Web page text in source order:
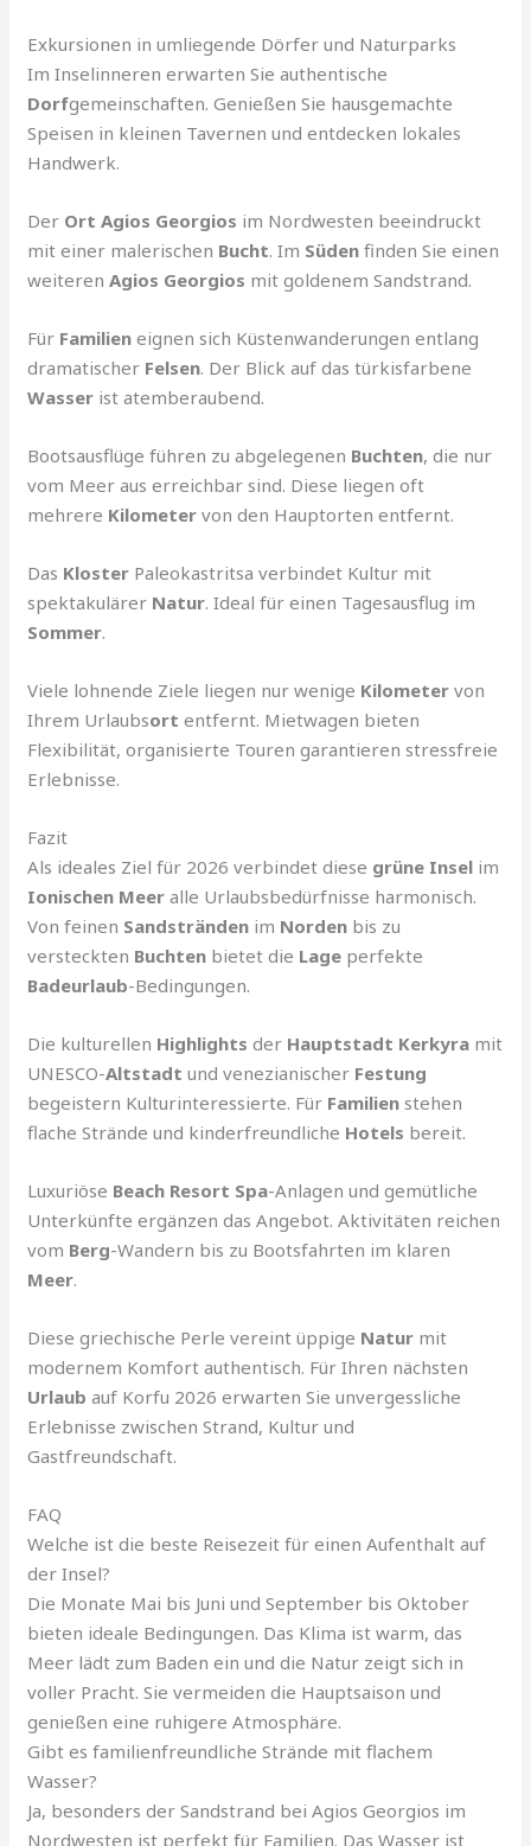
Exkursionen in umliegende Dörfer und Naturparks
Im Inselinneren erwarten Sie authentische
Dorfgemeinschaften. Genießen Sie hausgemachte
Speisen in kleinen Tavernen und entdecken lokales
Handwerk.
Der Ort Agios Georgios im Nordwesten beeindruckt
mit einer malerischen Bucht. Im Süden finden Sie einen
weiterenAgios Georgios mit goldenem Sandstrand.
Für Familien eignen sich Küstenwanderungen entlang
dramatischer Felsen. Der Blick auf das türkisfarbene
Wasser ist atemberaubend.
Bootsausflüge führen zu abgelegenen Buchten, die nur
vom Meer aus erreichbar sind. Diese liegen oft
mehrere Kilometer von den Hauptorten entfernt.
Das Kloster Paleokastritsa verbindet Kultur mit
spektakulärer Natur. Ideal für einen Tagesausflug im
Sommer.
Viele lohnende Ziele liegen nur wenige Kilometer von
Ihrem Urlaubsort entfernt. Mietwagen bieten
Flexibilität, organisierte Touren garantieren stressfreie
Erlebnisse.
Fazit
Als ideales Ziel für 2026 verbindet diese grüne Insel im
Ionischen Meer alle Urlaubsbedürfnisse harmonisch.
Von feinen Sandstränden im Norden bis zu
versteckten Buchten bietet die Lage perfekte
Badeurlaub-Bedingungen.
Die kulturellen Highlights der Hauptstadt Kerkyra mit
UNESCO-Altstadt und venezianischer Festung
begeistern Kulturinteressierte. Für Familien stehen
flache Strände und kinderfreundliche Hotels bereit.
Luxuriöse Beach Resort Spa-Anlagen und gemütliche
Unterkünfte ergänzen das Angebot. Aktivitäten reichen
vom Berg-Wandern bis zu Bootsfahrten im klaren
Meer.
Diese griechische Perle vereint üppige Natur mit
modernem Komfort authentisch. Für Ihren nächsten
Urlaub auf Korfu 2026 erwarten Sie unvergessliche
Erlebnisse zwischen Strand, Kultur und
Gastfreundschaft.
FAQ
Welche ist die beste Reisezeit für einen Aufenthalt auf
der Insel?
Die Monate Mai bis Juni und September bis Oktober
bieten ideale Bedingungen. Das Klima ist warm, das
Meer lädt zum Baden ein und die Natur zeigt sich in
voller Pracht. Sie vermeiden die Hauptsaison und
genießen eine ruhigere Atmosphäre.
Gibt es familienfreundliche Strände mit flachem
Wasser?
Ja, besonders der Sandstrand bei Agios Georgios im
Nordwesten ist perfekt für Familien. Das Wasser ist